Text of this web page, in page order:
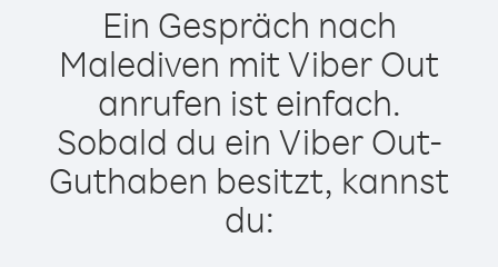
Ein Gespräch nach
Malediven mit Viber Out
anrufen ist einfach.
Sobald du ein Viber Out-
Guthaben besitzt, kannst
du: